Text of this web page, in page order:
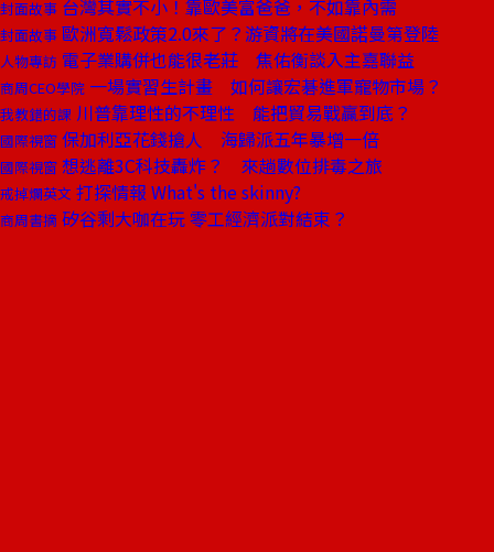
封面故事 台灣其實不小！靠歐美富爸爸，不如靠內需
封面故事 歐洲寬鬆政策2.0來了？游資將在美國諾曼第登陸
人物專訪 電子業購併也能很老莊 焦佑衡談入主嘉聯益
商周CEO學院 一場實習生計畫 如何讓宏碁進軍寵物市場？
我教錯的課 川普靠理性的不理性 能把貿易戰贏到底？
國際視窗 保加利亞花錢搶人 海歸派五年暴增一倍
國際視窗 想逃離3C科技轟炸？ 來趟數位排毒之旅
戒掉爛英文 打探情報 What's the skinny?
商周書摘 矽谷剩大咖在玩 零工經濟派對結束？